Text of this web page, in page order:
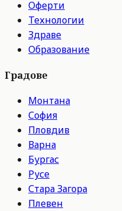
Оферти
Технологии
Здраве
Образование
Градове
Монтана
София
Пловдив
Варна
Бургас
Русе
Стара Загора
Плевен